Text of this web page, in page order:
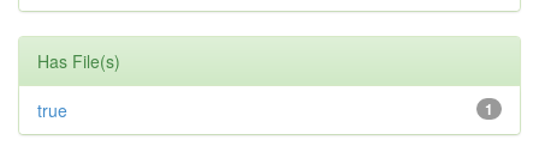
Has File(s)
1
true